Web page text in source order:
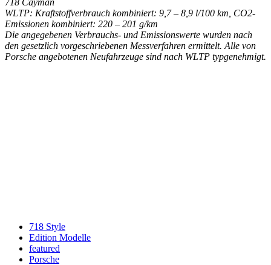
WLTP: Kraftstoffverbrauch kombiniert: 9,7 – 8,9 l/100 km, CO2-
Emissionen kombiniert: 220 – 201 g/km
Die angegebenen Verbrauchs- und Emissionswerte wurden nach
den gesetzlich vorgeschriebenen Messverfahren ermittelt. Alle von
Porsche angebotenen Neufahrzeuge sind nach WLTP typgenehmigt.
718 Style
Edition Modelle
featured
Porsche